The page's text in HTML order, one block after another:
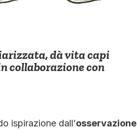
dà vita capi
collaborazione con
ispirazione dall’osservazione